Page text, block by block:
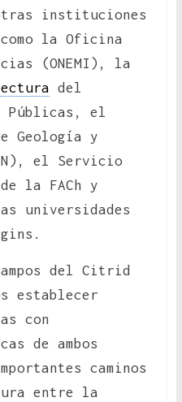
instituciones
la Oficina
(ONEMI), la
del
Públicas, el
Geología y
el Servicio
la FACh y
universidades
del Citrid
establecer
con
de ambos
caminos
entre la